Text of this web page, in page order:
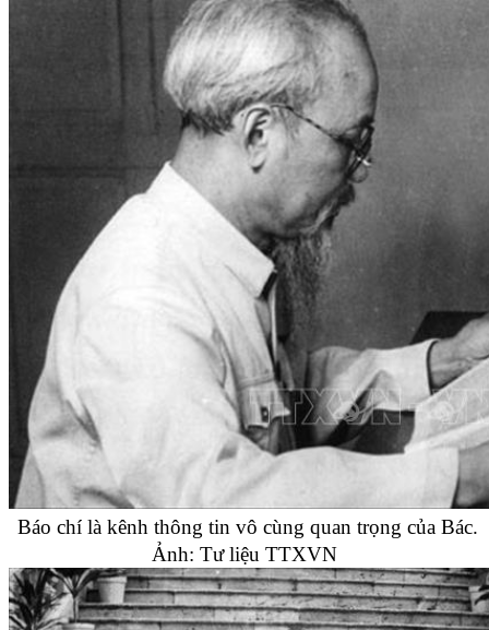
Báo chí là kênh thông tin vô cùng quan trọng của Bác.
Ảnh: Tư liệu TTXVN